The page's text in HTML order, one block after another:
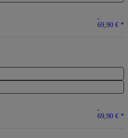
69,90 € *
69,90 € *